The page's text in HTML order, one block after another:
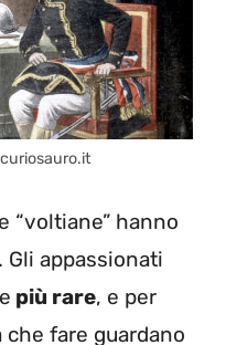
“voltiane” hanno
appassionati
più rare, e per
fare guardano